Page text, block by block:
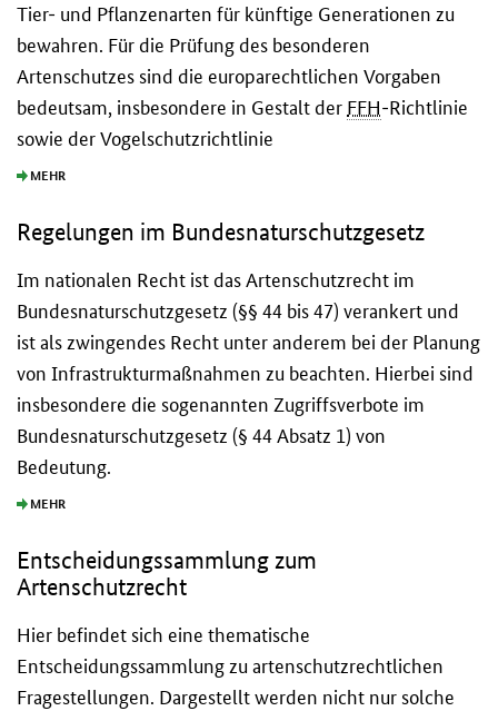
Tier- und Pflanzenarten für künftige Generationen zu
bewahren. Für die Prüfung des besonderen
Artenschutzes sind die europarechtlichen Vorgaben
bedeutsam, insbesondere in Gestalt der FFH-Richtlinie
sowie der Vogelschutzrichtlinie
MEHR
Regelungen im Bundesnaturschutzgesetz
Im nationalen Recht ist das Artenschutzrecht im
Bundesnaturschutzgesetz (§§ 44 bis 47) verankert und
ist als zwingendes Recht unter anderem bei der Planung
von Infrastrukturmaßnahmen zu beachten. Hierbei sind
insbesondere die sogenannten Zugriffsverbote im
Bundesnaturschutzgesetz (§ 44 Absatz 1) von
Bedeutung.
MEHR
Entscheidungssammlung zum
Artenschutzrecht
Hier befindet sich eine thematische
Entscheidungssammlung zu artenschutzrechtlichen
Fragestellungen. Dargestellt werden nicht nur solche